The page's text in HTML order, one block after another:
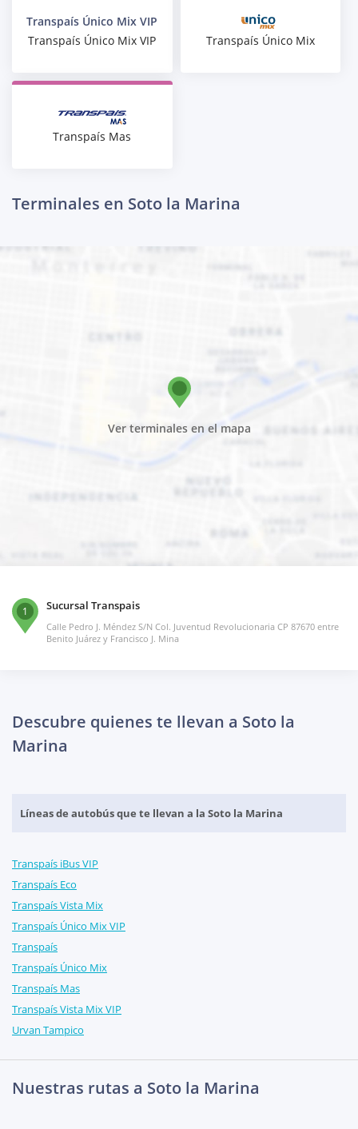
Transpaís Único Mix VIP
Transpaís Único Mix VIP
Transpaís Único Mix
Transpaís Mas
Terminales en Soto la Marina
Ver terminales en el mapa
1 Sucursal Transpais
Calle Pedro J. Méndez S/N Col. Juventud Revolucionaria CP 87670 entre
Benito Juárez y Francisco J. Mina
Descubre quienes te llevan a Soto la
Marina
Líneas de autobús que te llevan a la Soto la Marina
Transpaís iBus VIP
Transpaís Eco
Transpaís Vista Mix
Transpaís Único Mix VIP
Transpaís
Transpaís Único Mix
Transpaís Mas
Transpaís Vista Mix VIP
Urvan Tampico
Nuestras rutas a Soto la Marina